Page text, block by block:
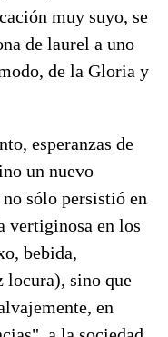
muy suyo, se
de laurel a uno
de la Gloria y
esperanzas de
un nuevo
sólo persistió en
vertiginosa en los
bebida,
locura), sino que
en